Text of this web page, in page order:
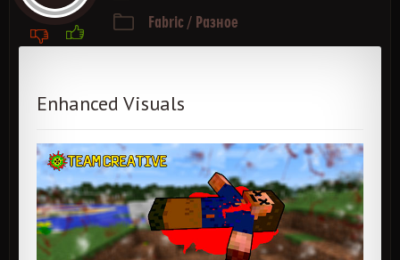
Fabric / Разное
Enhanced Visuals